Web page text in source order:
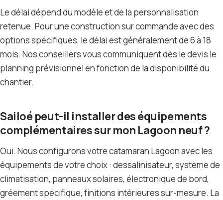
Le délai dépend du modèle et de la personnalisation
retenue. Pour une construction sur commande avec des
options spécifiques, le délai est généralement de 6 à 18
mois. Nos conseillers vous communiquent dès le devis le
planning prévisionnel en fonction de la disponibilité du
chantier.
Sailoé peut-il installer des équipements
complémentaires sur mon Lagoon neuf ?
Oui. Nous configurons votre catamaran Lagoon avec les
équipements de votre choix : dessalinisateur, système de
climatisation, panneaux solaires, électronique de bord,
gréement spécifique, finitions intérieures sur-mesure. La